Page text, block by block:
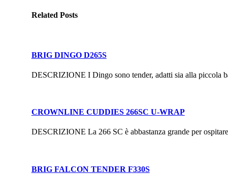
Related Posts
BRIG DINGO D265S
DESCRIZIONE I Dingo sono tender, adatti sia alla piccola
CROWNLINE CUDDIES 266SC U-WRAP
DESCRIZIONE La 266 SC è abbastanza grande per
BRIG FALCON TENDER F330S